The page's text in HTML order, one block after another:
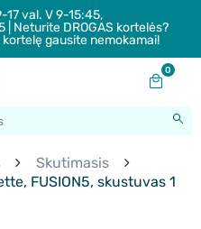
val. V 9-15:45,
Neturite DROGAS kortelės?
gausite nemokamai!
0
Skutimasis
FUSION5, skustuvas 1